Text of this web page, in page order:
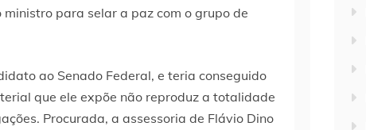
para selar a paz com o grupo de
ao Senado Federal, e teria conseguido
que ele expõe não reproduz a totalidade
Procurada, a assessoria de Flávio Dino